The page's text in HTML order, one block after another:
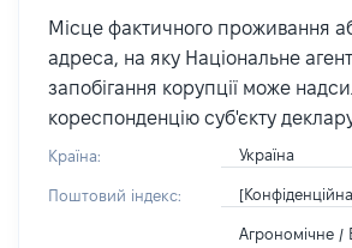
Місце фактичного проживання
адреса, на яку Національне
запобігання корупції може
кореспонденцію суб'єкту
Країна: Україна
Поштовий індекс:
Агрономічне /